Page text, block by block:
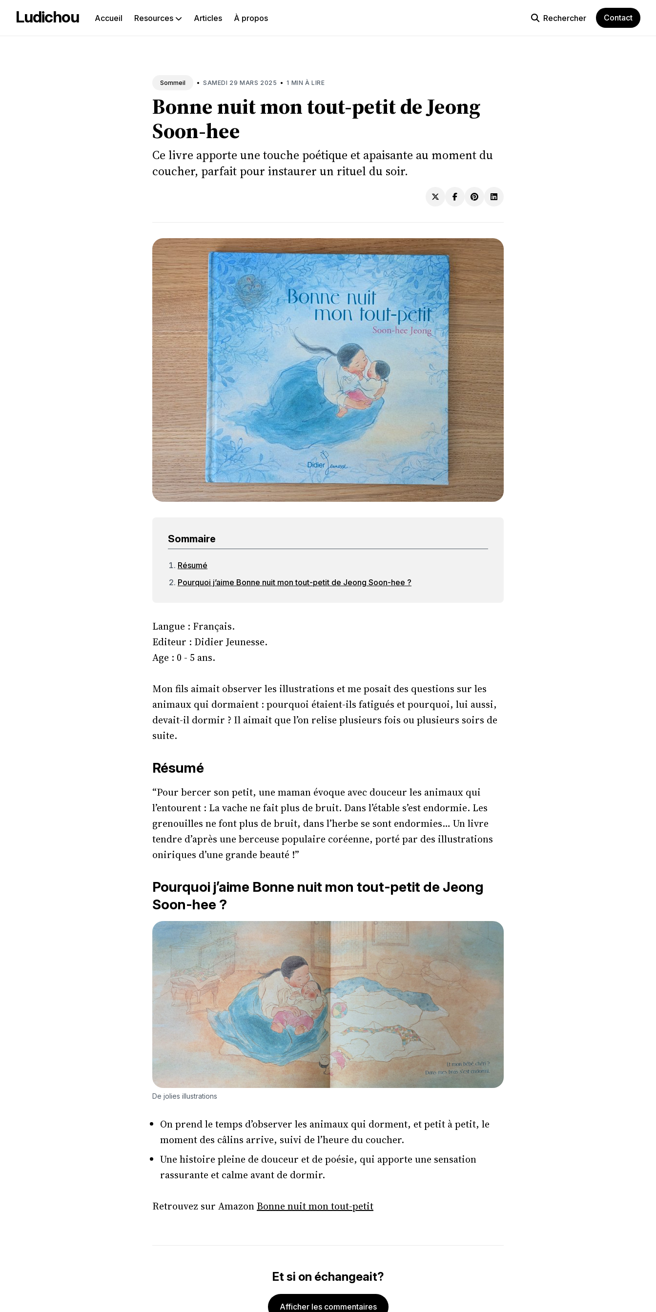
Ludichou Accueil Resources Articles À propos Rechercher Contact
le
Sommeil • SAMEDI 29 MARS 2025 • 1 MIN À LIRE
Bonne nuit mon tout-petit de Jeong
Soon-hee
Ce livre apporte une touche poétique et apaisante au moment du
coucher, parfait pour instaurer un rituel du soir.
Sommaire
Résumé
Pourquoi j’aime Bonne nuit mon tout-petit de Jeong Soon-hee ?
Langue : Français.
Editeur : Didier Jeunesse.
Age : 0 - 5 ans.
Mon fils aimait observer les illustrations et me posait des questions sur les
animaux qui dormaient : pourquoi étaient-ils fatigués et pourquoi, lui aussi,
devait-il dormir ? Il aimait que l’on relise plusieurs fois ou plusieurs soirs de
suite.
Résumé
“Pour bercer son petit, une maman évoque avec douceur les animaux qui
l’entourent : La vache ne fait plus de bruit. Dans l’étable s’est endormie. Les
grenouilles ne font plus de bruit, dans l’herbe se sont endormies… Un livre
tendre d’après une berceuse populaire coréenne, porté par des illustrations
oniriques d’une grande beauté !”
Pourquoi j’aime Bonne nuit mon tout-petit de Jeong
Soon-hee ?
De jolies illustrations
On prend le temps d’observer les animaux qui dorment, et petit à petit, le
moment des câlins arrive, suivi de l’heure du coucher.
Une histoire pleine de douceur et de poésie, qui apporte une sensation
rassurante et calme avant de dormir.
Retrouvez sur Amazon Bonne nuit mon tout-petit
Et si on échangeait?
Afficher les commentaires